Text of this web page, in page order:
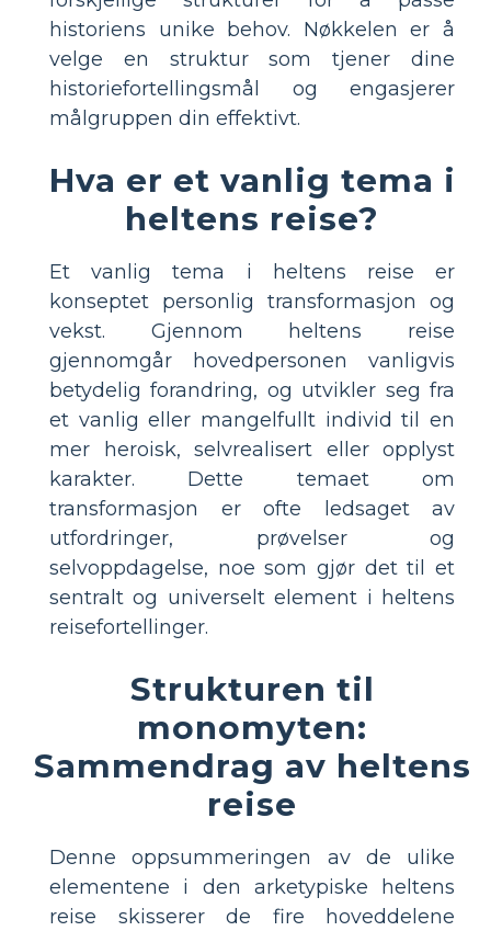
historiens unike behov. Nøkkelen er å
velge en struktur som tjener dine
historiefortellingsmål og engasjerer
målgruppen din effektivt.
Hva er et vanlig tema i
heltens reise?
Et vanlig tema i heltens reise er
konseptet personlig transformasjon og
vekst. Gjennom heltens reise
gjennomgår hovedpersonen vanligvis
betydelig forandring, og utvikler seg fra
et vanlig eller mangelfullt individ til en
mer heroisk, selvrealisert eller opplyst
karakter. Dette temaet om
transformasjon er ofte ledsaget av
utfordringer, prøvelser og
selvoppdagelse, noe som gjør det til et
sentralt og universelt element i heltens
reisefortellinger.
Strukturen til
monomyten:
Sammendrag av heltens
reise
Denne oppsummeringen av de ulike
elementene i den arketypiske heltens
reise skisserer de fire hoveddelene